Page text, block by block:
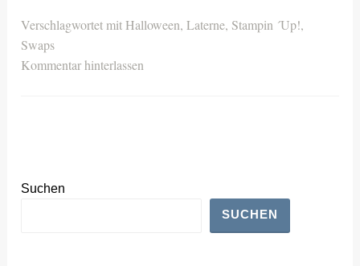
Verschlagwortet mitHalloween,Laterne, Stampin ´Up!,
Swaps
Kommentar hinterlassen
Suchen
SUCHEN